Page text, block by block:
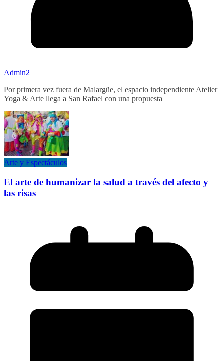
Admin2
Por primera vez fuera de Malargüe, el espacio independiente Atelier
Yoga & Arte llega a San Rafael con una propuesta
Arte y Espectáculos
El arte de humanizar la salud a través del afecto y
las risas